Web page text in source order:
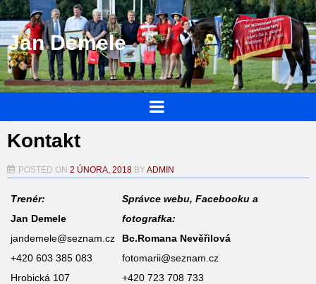
Jan Demele
Kontakt
POSTED ON 2 ÚNORA, 2018 BYADMIN
Trenér:
Jan Demele
jandemele@seznam.cz
+420 603 385 083
Hrobická 107
Správce webu, Facebooku a
fotografka:
Bc.Romana Nevěřilová
fotomarii@seznam.cz
+420 723 708 733